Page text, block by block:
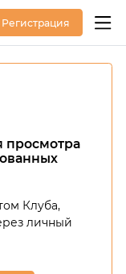
Регистрация
просмотра
Клуба,
личный